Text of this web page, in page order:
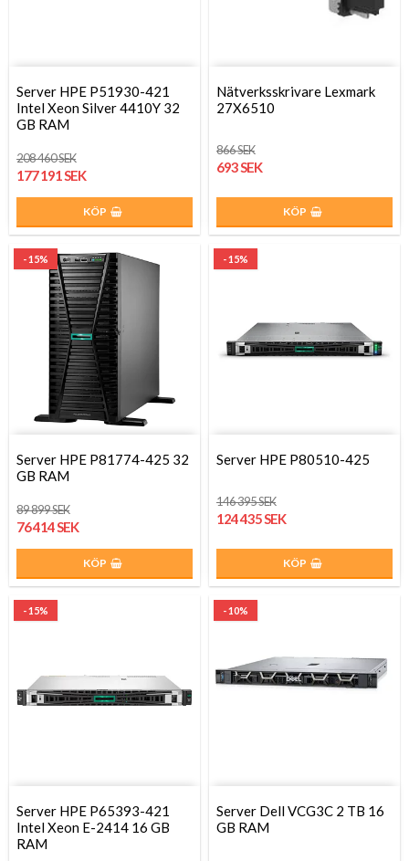
Server HPE P51930-421
Intel Xeon Silver 4410Y 32
GB RAM
208 460 SEK
177 191 SEK
KÖP
Nätverksskrivare Lexmark
27X6510
866 SEK
693 SEK
KÖP
- 15%
Server HPE P81774-425 32
GB RAM
89 899 SEK
76 414 SEK
KÖP
- 15%
Server HPE P80510-425
146 395 SEK
124 435 SEK
KÖP
- 15%
Server HPE P65393-421
Intel Xeon E-2414 16 GB
RAM
- 10%
Server Dell VCG3C 2 TB 16
GB RAM